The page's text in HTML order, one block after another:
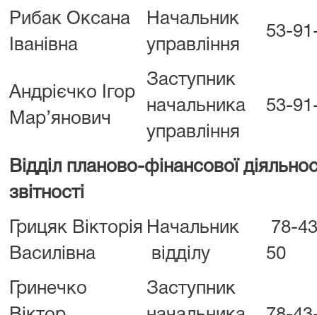
Рибак Оксана
Іванівна
Начальник
управління
53-
Андрієчко Ігор
Мар’янович
Заступник
начальника
управління
53-
Відділ планово-фінансової
звітності
Грицяк Вікторія
Василівна
Начальник
відділу
78-
50
Гринечко
Заступник